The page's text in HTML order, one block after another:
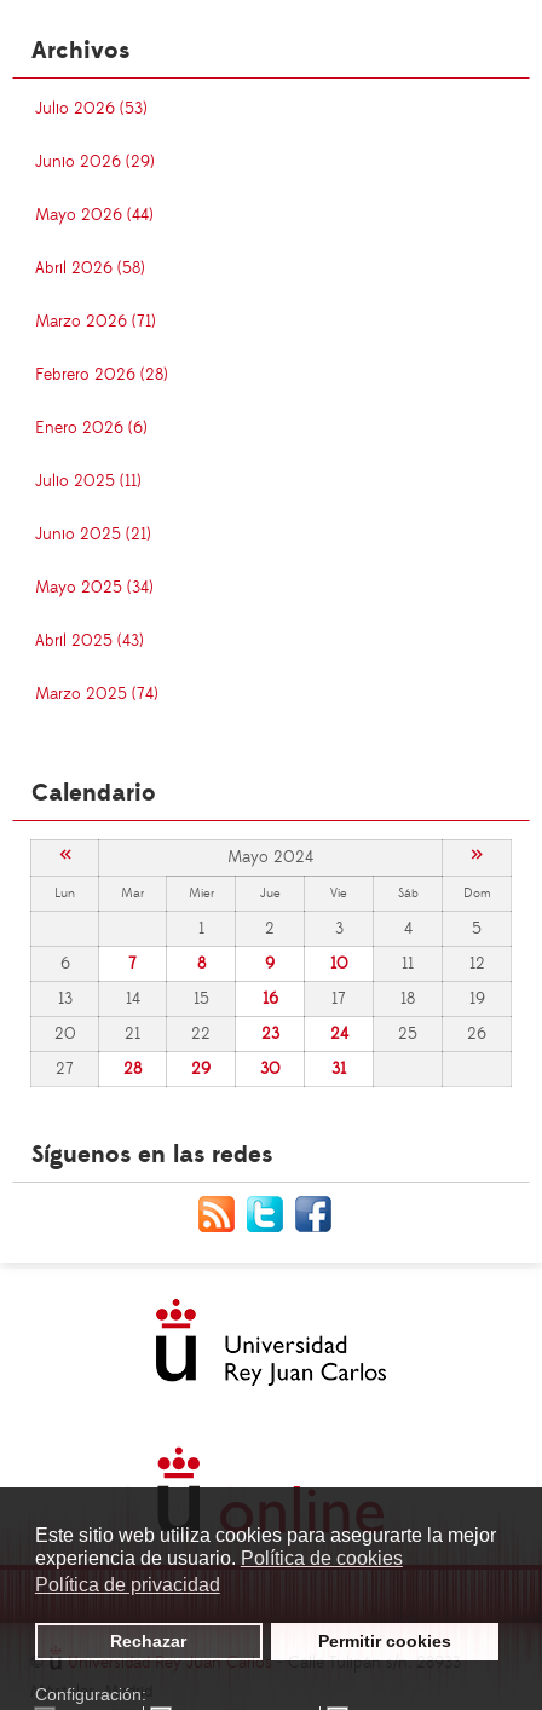
Este sitio web utiliza cookies para asegurarte la mejor
experiencia de usuario. Política de cookies
Política de privacidad
Rechazar Permitir cookies
Configuración:
Archivos
Julio 2026 (53)
Junio 2026 (29)
Mayo 2026 (44)
Abril 2026 (58)
Marzo 2026 (71)
Febrero 2026 (28)
Enero 2026 (6)
Julio 2025 (11)
Junio 2025 (21)
Mayo 2025 (34)
Abril 2025 (43)
Marzo 2025 (74)
Calendario
« Mayo 2024 »
Lun Mar Mier Jue Vie Sáb Dom
1 2 3 4
5
6
7 8 9 10 11
12
13
14 15 16 17 18
19
20
21 22 23 24 25
26
27
28 29 30 31
Síguenos en las redes
© Universidad Rey Juan Carlos- Calle Tulipán s/n. 28933
Móstoles. Madrid